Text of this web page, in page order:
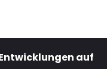
auf